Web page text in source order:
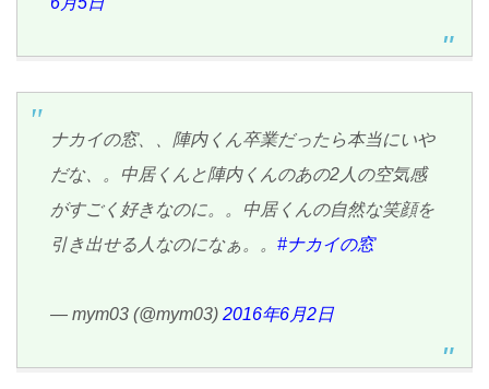
ナカイの窓、、陣内くん卒業だったら本当にいや
だな、。中居くんと陣内くんのあの2人の空気感
がすごく好きなのに。。中居くんの自然な笑顔を
引き出せる人なのになぁ。。 #ナカイの窓
— mym03 (@mym03) 2016年6月2日